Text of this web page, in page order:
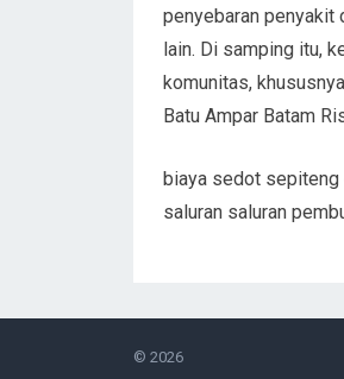
penyebaran penyakit
lain. Di samping itu,
komunitas,
Batu Ampar Batam
biaya sedot sepiteng
saluran saluran
© 2026